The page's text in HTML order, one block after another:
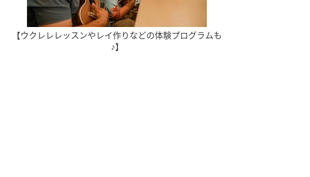
【ウクレレレッスンやレイ作りなどの体験プログラムも
♪】